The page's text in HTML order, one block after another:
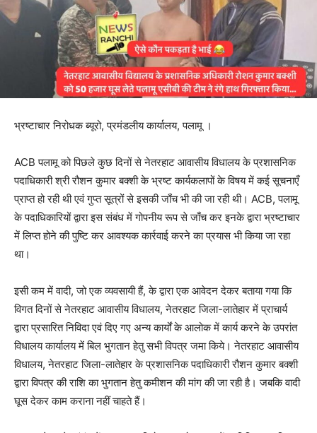
भ्रष्टाचार निरोधक ब्यूरो, प्रमंडलीय कार्यालय, पलामू ।
ACB पलामू को पिछले कुछ दिनों से नेतरहाट आवासीय विधालय के प्रशासनिक
पदाधिकारी श्री रौशन कुमार बक्शी के भ्रष्ट कार्यकलापों के विषय में कई सूचनाएँ
प्राप्त हो रही थी एवं गुप्त सूत्रों से इसकी जाँच भी की जा रही थी। ACB, पलामू
के पदाधिकारियों द्वारा इस संबंध में गोपनीय रूप से जाँच कर इनके द्वारा भ्रष्टाचार
में लिप्त होने की पुष्टि कर आवश्यक कार्रवाई करने का प्रयास भी किया जा रहा
था।
इसी कम में वादी, जो एक व्यवसायी हैं, के द्वारा एक आवेदन देकर बताया गया कि
विगत दिनों से नेतरहाट आवासीय विधालय, नेतरहाट जिला-लातेहार में प्राचार्य
द्वारा प्रसारित निविदा एवं दिए गए अन्य कार्यों के आलोक में कार्य करने के उपरांत
विधालय कार्यालय में बिल भुगतान हेतु सभी विपत्र जमा किये। नेतरहाट आवासीय
विधालय, नेतरहाट जिला-लातेहार के प्रशासनिक पदाधिकारी रौशन कुमार बक्शी
द्वारा विपत्र की राशि का भुगतान हेतु कमीशन की मांग की जा रही है। जबकि वादी
घूस देकर काम कराना नहीं चाहते हैं।